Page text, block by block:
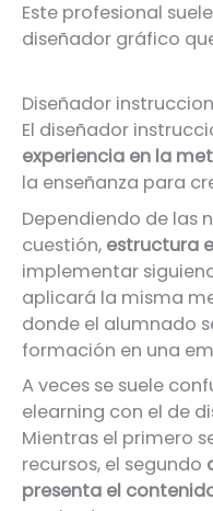
Este profesional
diseñador gráfico
Diseñador
El diseñador
experiencia en la
la enseñanza para
Dependiendo de las
cuestión, estructura
implementar
aplicará la misma
donde el alumnado
formación en una
A veces se suele
elearning con el de
Mientras el primero
recursos, el segundo
presenta el